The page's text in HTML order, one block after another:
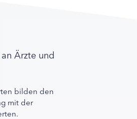
Ärzte und
bilden den
mit der